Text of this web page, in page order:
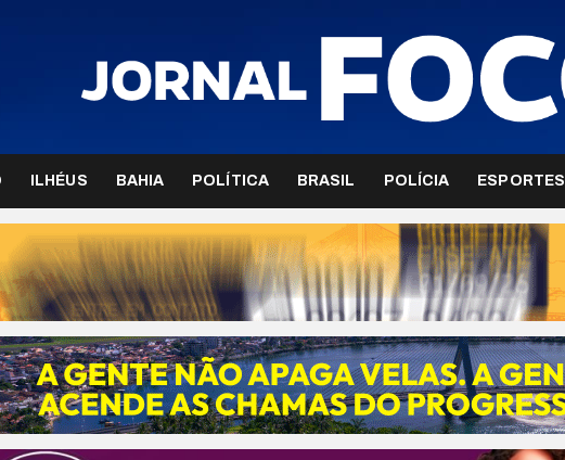
ILHÉUS BAHIA POLÍTICA BRASIL POLÍCIA ESPORTES